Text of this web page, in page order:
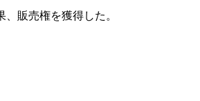
販売権を獲得した。